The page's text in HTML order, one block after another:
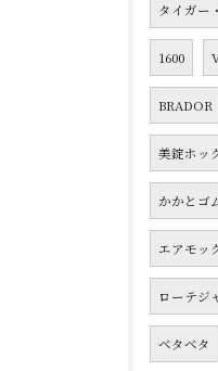
タイガー
1600
BRADOR
美錠ホッ
かかとゴ
エアモッ
ローテジ
ベタベタ